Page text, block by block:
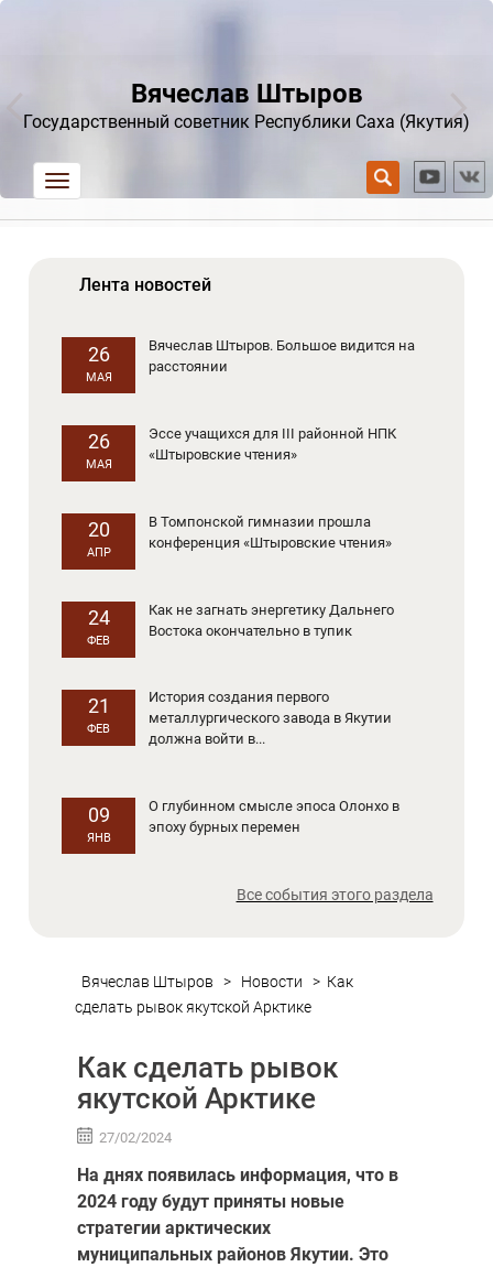
Вячеслав Штыров
Государственный советник Республики Саха (Якутия)
trk
Лента новостей
26
МАЯ
Вячеслав Штыров. Большое видится на
расстоянии
26
МАЯ
Эссе учащихся для III районной НПК
«Штыровские чтения»
20
АПР
В Томпонской гимназии прошла
конференция «Штыровские чтения»
24
ФЕВ
Как не загнать энергетику Дальнего
Востока окончательно в тупик
21
ФЕВ
История создания первого
металлургического завода в Якутии
должна войти в...
09
ЯНВ
О глубинном смысле эпоса Олонхо в
эпоху бурных перемен
Все события этого раздела
Вячеслав Штыров > Новости > Как
сделать рывок якутской Арктике
Как сделать рывок
якутской Арктике
27/02/2024
На днях появилась информация, что в
2024 году будут приняты новые
стратегии арктических
муниципальных районов Якутии. Это